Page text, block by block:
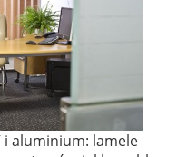
i aluminium: lamele